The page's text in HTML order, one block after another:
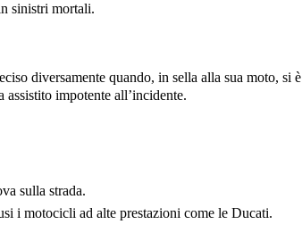
sinistri mortali.
diversamente quando, in sella alla sua moto, si è
impotente all’incidente.
sulla strada.
i motocicli ad alte prestazioni come le Ducati.